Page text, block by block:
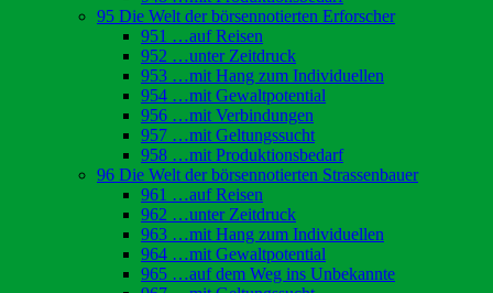
95 Die Welt der börsennotierten Erforscher
951 …auf Reisen
952 …unter Zeitdruck
953 …mit Hang zum Individuellen
954 …mit Gewaltpotential
956 …mit Verbindungen
957 …mit Geltungssucht
958 …mit Produktionsbedarf
96 Die Welt der börsennotierten Strassenbauer
961 …auf Reisen
962 …unter Zeitdruck
963 …mit Hang zum Individuellen
964 …mit Gewaltpotential
965 …auf dem Weg ins Unbekannte